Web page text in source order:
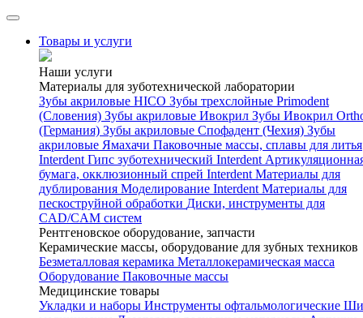
Товары и услуги
Наши услуги
Материалы для зуботехнической лаборатории
Зубы акриловые HICO Зубы трехслойные Primodent
(Словения) Зубы акриловые Ивокрил Зубы Ивокрил
(Германия) Зубы акриловые Спофадент (Чехия) Зубы
акриловые Ямахачи Паковочные массы, сплавы для литья
Interdent Гипс зуботехнический Interdent
бумага, окклюзионный спрей Interdent Материалы для
дублирования Моделирование Interdent Материалы для
пескоструйной обработки Диски, инструменты для
CAD/CAM систем
Рентгеновское оборудование, запчасти
Керамические массы, оборудование для зубных техников
Безметалловая керамика Металлокерамическая масса
Оборудование Паковочные массы
Медицинские товары
Укладки и наборы Инструменты офтальмологические